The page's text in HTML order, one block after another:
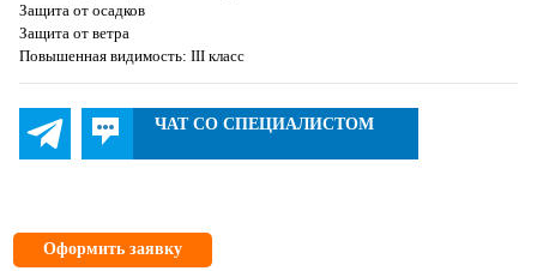
Защита от осадков
Защита от ветра
Повышенная видимость: III класс
ЧАТ СО СПЕЦИАЛИСТОМ
Оформить заявку